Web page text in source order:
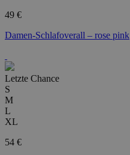
49 €
Damen-Schlafoverall – rose pink
Letzte Chance
S
M
L
XL
54 €